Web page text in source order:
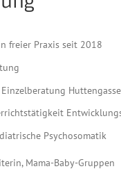
freier Praxis seit 2018
Huttengasse
Psychosomatik
Mama-Baby-Gruppen